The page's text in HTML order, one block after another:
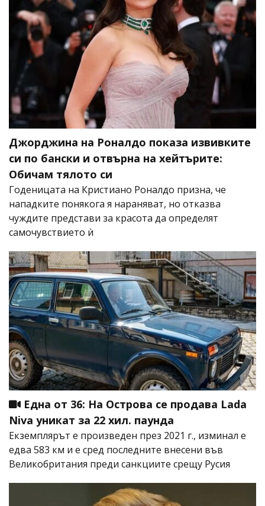
Джорджина на Роналдо показа извивките
си по бански и отвърна на хейтърите:
Обичам тялото си
Годеницата на Кристиано Роналдо призна, че
нападките понякога я нараняват, но отказва
чуждите представи за красота да определят
самочувствието ѝ
Една от 36: На Острова се продава Lada
Niva уникат за 22 хил. паунда
Екземплярът е произведен през 2021 г., изминал е
едва 583 км и е сред последните внесени във
Великобритания преди санкциите срещу Русия